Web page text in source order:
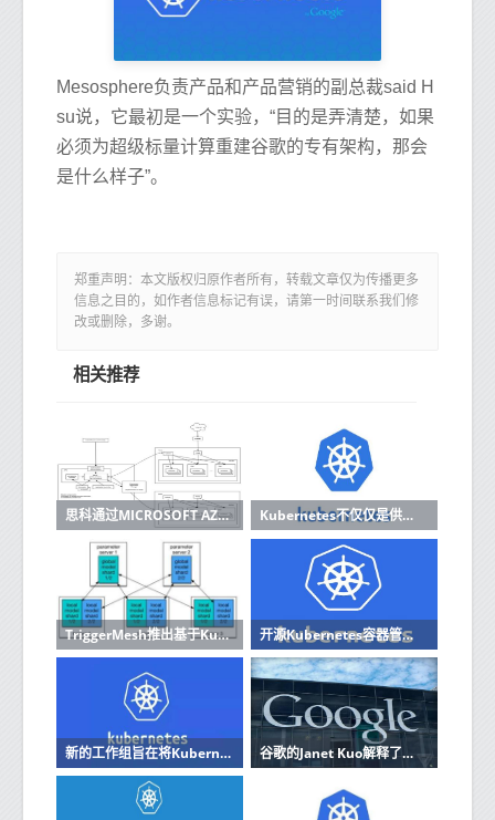
Mesosphere负责产品和产品营销的副总裁said H
su说，它最初是一个实验，“目的是弄清楚，如果
必须为超级标量计算重建谷歌的专有架构，那会
是什么样子”。
郑重声明：本文版权归原作者所有，转载文章仅为传播更多
信息之目的，如作者信息标记有误，请第一时间联系我们修
改或删除，多谢。
相关推荐
思科通过MICROSOFT AZURE协作简化了KUBERNETES容器部署 Kubernetes不仅仅是供应商炒作它是真正的技术
TriggerMesh推出基于Kubernetes的无服务器管理平台 开源Kubernetes容器管理和协调系统已实施了安全漏洞披露政策
新的工作组旨在将Kubernetes引入物联网边缘网络 谷歌的Janet Kuo解释了为什么Kubernetes能在复杂的环境中茁壮成长